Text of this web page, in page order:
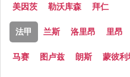
美因茨 勒沃库森 拜仁
法甲 兰斯 洛里昂 里昂
马赛 图卢兹 朗斯 蒙彼利